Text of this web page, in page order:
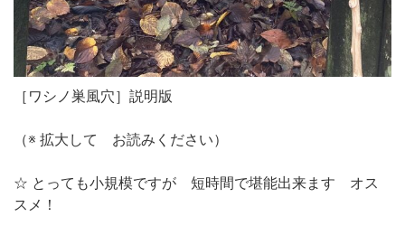
［ワシノ巣風穴］説明版
（※ 拡大して お読みください）
☆ とっても小規模ですが 短時間で堪能出来ます オス
スメ！